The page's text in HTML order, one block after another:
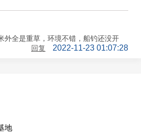
外全是重草，环境不错，船钓还没开
回复
2022-11-23 01:07:28
地